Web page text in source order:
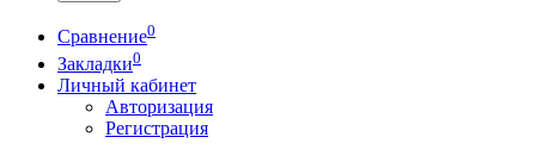
Сравнение0
Закладки0
Личный кабинет
Авторизация
Регистрация